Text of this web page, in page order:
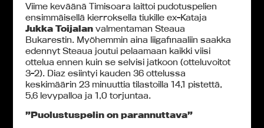
Viime keväänä Timisoara laittoi pudotuspelien
ensimmäisellä kierroksella tiukille ex-Kataja
Jukka Toijalan valmentaman Steaua
Bukarestin. Myöhemmin aina liigafinaaliin saakka
edennyt Steaua joutui pelaamaan kaikki viisi
ottelua ennen kuin se selvisi jatkoon (otteluvoitot
3-2). Diaz esiintyi kauden 36 ottelussa
keskimäärin 23 minuuttia tilastoilla 14,1 pistettä,
5,6 levypalloa ja 1,0 torjuntaa.
”Puolustuspelin on parannuttava”